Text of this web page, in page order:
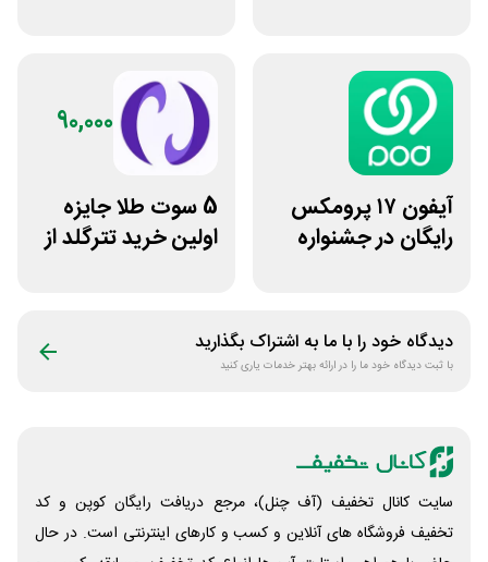
آیفون ۱۷ پرومکس
رایگان در جشنواره
90,000
5 سوت طلا جایزه
اولین خرید تترگلد از
دیدگاه خود را با ما به اشتراک بگذارید
با ثبت دیدگاه خود ما را در ارائه بهتر خدمات یاری کنید
سایت کانال تخفیف (آف چنل)، مرجع دریافت رایگان کوپن و کد
تخفیف فروشگاه های آنلاین و کسب و‌ کارهای اینترنتی است. در حال